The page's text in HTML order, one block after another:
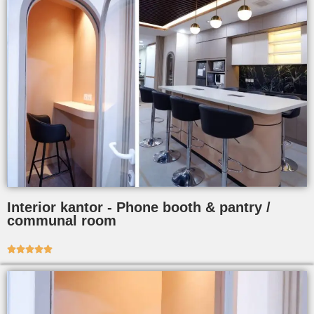
Interior kantor - Phone booth & pantry /
communal room
